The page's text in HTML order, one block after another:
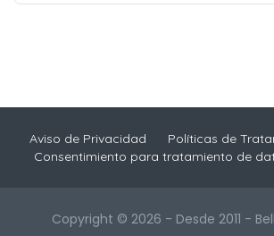
Aviso de Privacidad
Políticas de
Consentimiento para tratamiento de
Copyright © 2026 - Desde 2011 -